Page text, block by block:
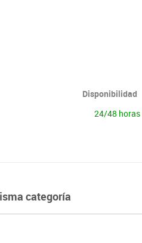
Disponibilidad
24/48 horas
categoría